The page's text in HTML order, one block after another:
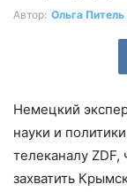
Автор: Ольга Питель
Немецкий
науки и
телеканалу
захватить